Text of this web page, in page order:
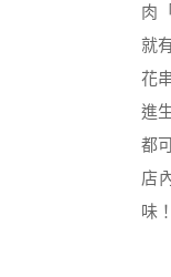
肉
就
花
進
都
店
味